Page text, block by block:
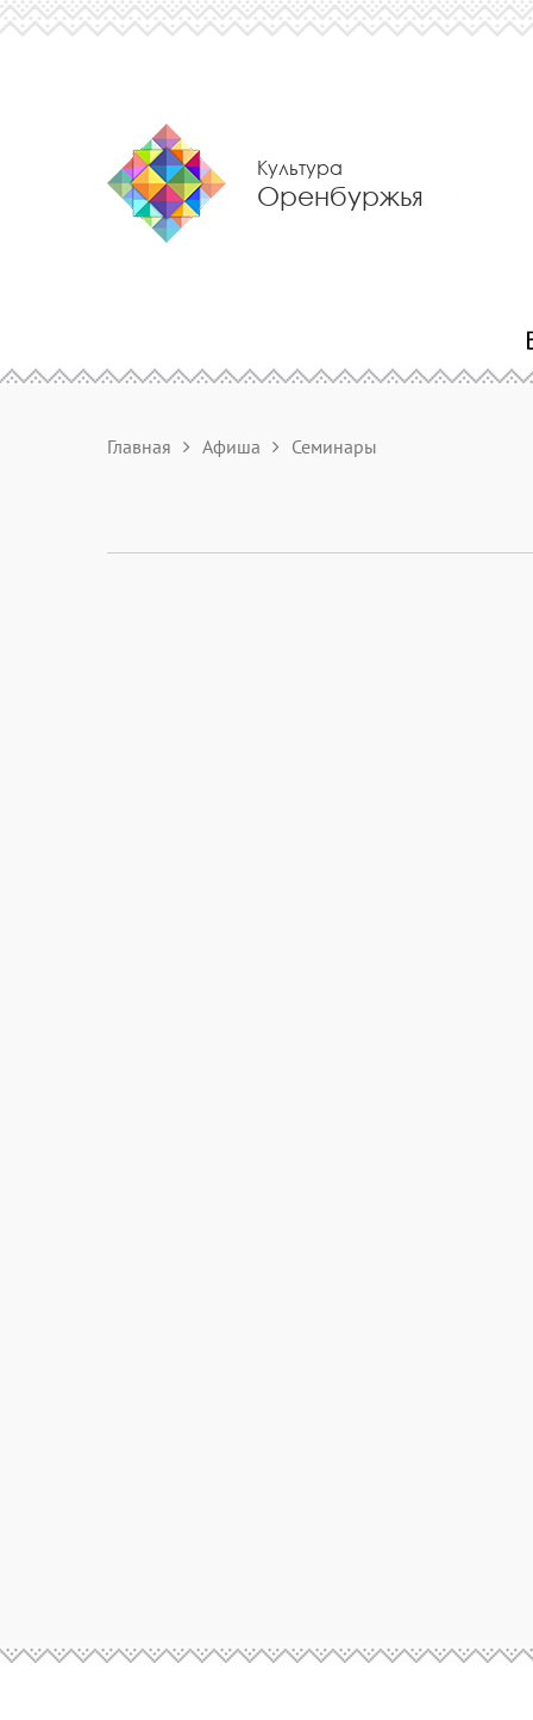
Культура
Оренбуржья
Главная Афиша Семинары